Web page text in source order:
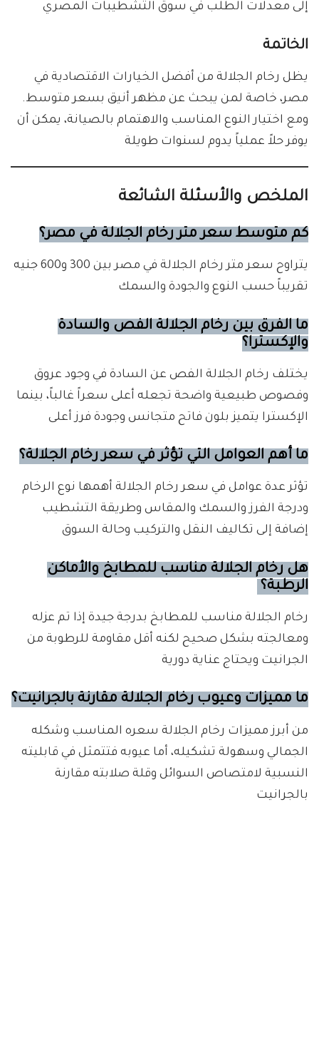
إلى معدلات الطلب في سوق التشطيبات المصري
الخاتمة
يظل رخام الجلالة من أفضل الخيارات الاقتصادية في
مصر، خاصة لمن يبحث عن مظهر أنيق بسعر متوسط.
ومع اختيار النوع المناسب والاهتمام بالصيانة، يمكن أن
يوفر حلاً عملياً يدوم لسنوات طويلة
الملخص والأسئلة الشائعة
كم متوسط سعر متر رخام الجلالة في مصر؟
يتراوح سعر متر رخام الجلالة في مصر بين 300 و600 جنيه
تقريباً حسب النوع والجودة والسمك
ما الفرق بين رخام الجلالة الفص والسادة
والإكسترا؟
يختلف رخام الجلالة الفص عن السادة في وجود عروق
وفصوص طبيعية واضحة تجعله أعلى سعراً غالباً، بينما
الإكسترا يتميز بلون فاتح متجانس وجودة فرز أعلى
ما أهم العوامل التي تؤثر في سعر رخام الجلالة؟
تؤثر عدة عوامل في سعر رخام الجلالة أهمها نوع الرخام
ودرجة الفرز والسمك والمقاس وطريقة التشطيب
إضافة إلى تكاليف النقل والتركيب وحالة السوق
هل رخام الجلالة مناسب للمطابخ والأماكن
الرطبة؟
رخام الجلالة مناسب للمطابخ بدرجة جيدة إذا تم عزله
ومعالجته بشكل صحيح لكنه أقل مقاومة للرطوبة من
الجرانيت ويحتاج عناية دورية
ما مميزات وعيوب رخام الجلالة مقارنة بالجرانيت؟
من أبرز مميزات رخام الجلالة سعره المناسب وشكله
الجمالي وسهولة تشكيله، أما عيوبه فتتمثل في قابليته
النسبية لامتصاص السوائل وقلة صلابته مقارنة
بالجرانيت